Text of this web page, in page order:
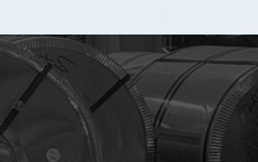
스테인리스 사업